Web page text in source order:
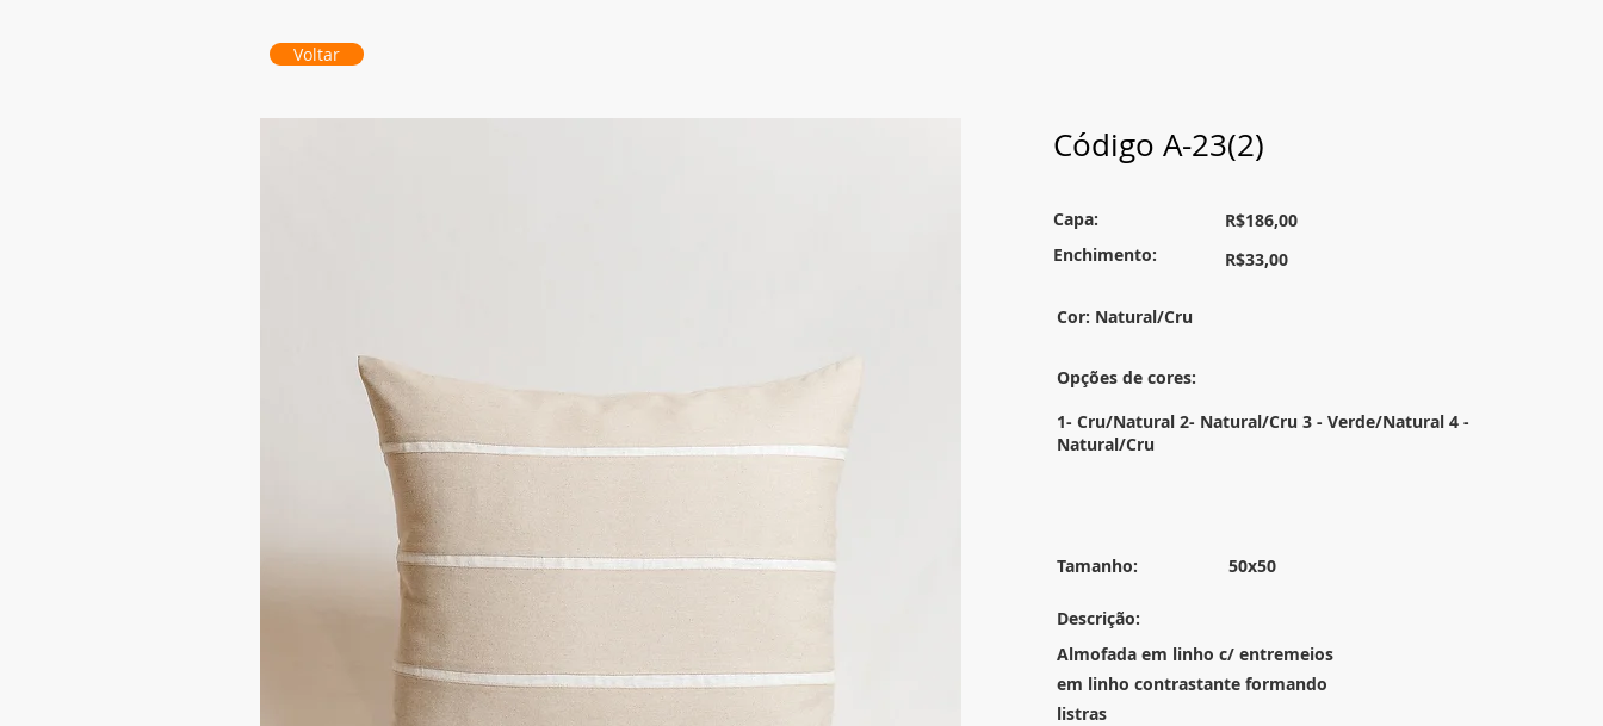
Voltar
Código A-23(2)
Capa:
Enchimento:
R$186,00
R$33,00
Cor: Natural/Cru
Opções de cores:
1- Cru/Natural 2- Natural/Cru 3 - Verde/Natural 4 -
Natural/Cru
Tamanho: 50x50
Descrição:
Almofada em linho c/ entremeios
em linho contrastante formando
listras